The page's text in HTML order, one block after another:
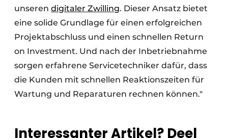
unseren digitaler Zwilling. Dieser Ansatz bietet
eine solide Grundlage für einen erfolgreichen
Projektabschluss und einen schnellen Return
on Investment. Und nach der Inbetriebnahme
sorgen erfahrene Servicetechniker dafür, dass
die Kunden mit schnellen Reaktionszeiten für
Wartung und Reparaturen rechnen können."
Interessanter Artikel? Deel